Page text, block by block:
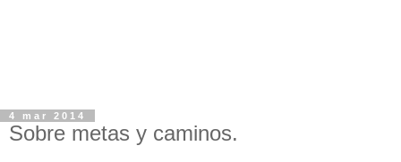
4 mar 2014
Sobre metas y caminos.